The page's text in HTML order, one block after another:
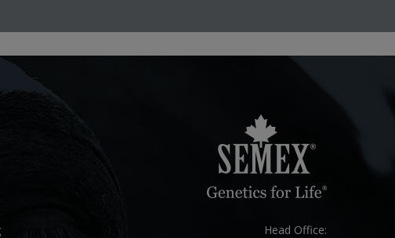
Head Office: